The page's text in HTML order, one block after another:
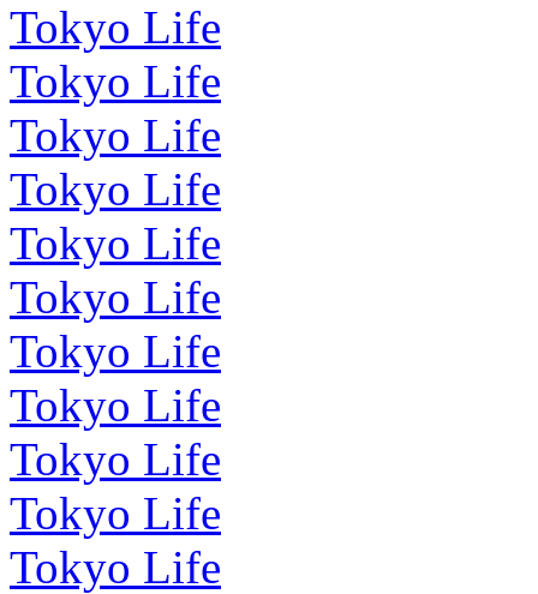
Tokyo Life
Tokyo Life
Tokyo Life
Tokyo Life
Tokyo Life
Tokyo Life
Tokyo Life
Tokyo Life
Tokyo Life
Tokyo Life
Tokyo Life